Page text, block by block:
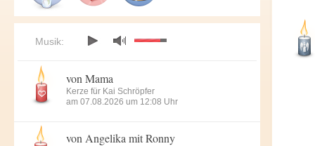
Musik:
von Mama
Kerze für Kai Schröpfer
am 07.08.2026 um 12:08 Uhr
von Angelika mit Ronny